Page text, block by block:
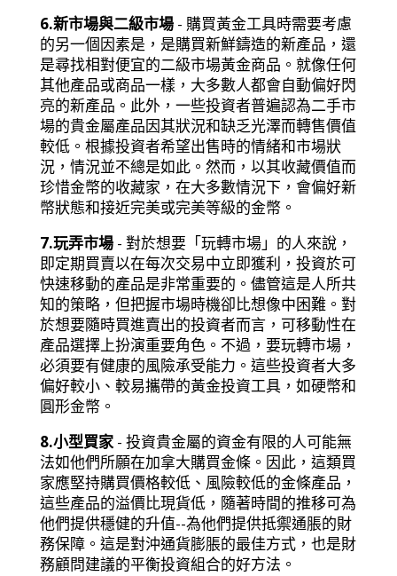
6.新市場與二級市場- 購買黃金工具時需要考慮
的另一個因素是，是購買新鮮鑄造的新產品，還
是尋找相對便宜的二級市場黃金商品。就像任何
其他產品或商品一樣，大多數人都會自動偏好閃
亮的新產品。此外，一些投資者普遍認為二手市
場的貴金屬產品因其狀況和缺乏光澤而轉售價值
較低。根據投資者希望出售時的情緒和市場狀
況，情況並不總是如此。然而，以其收藏價值而
珍惜金幣的收藏家，在大多數情況下，會偏好新
幣狀態和接近完美或完美等級的金幣。
7.玩弄市場- 對於想要「玩轉市場」的人來說，
即定期買賣以在每次交易中立即獲利，投資於可
快速移動的產品是非常重要的。儘管這是人所共
知的策略，但把握市場時機卻比想像中困難。對
於想要隨時買進賣出的投資者而言，可移動性在
產品選擇上扮演重要角色。不過，要玩轉市場，
必須要有健康的風險承受能力。這些投資者大多
偏好較小、較易攜帶的黃金投資工具，如硬幣和
圓形金幣。
8.小型買家- 投資貴金屬的資金有限的人可能無
法如他們所願在加拿大購買金條。因此，這類買
家應堅持購買價格較低、風險較低的金條產品，
這些產品的溢價比現貨低，隨著時間的推移可為
他們提供穩健的升值--為他們提供抵禦通脹的財
務保障。這是對沖通貨膨脹的最佳方式，也是財
務顧問建議的平衡投資組合的好方法。